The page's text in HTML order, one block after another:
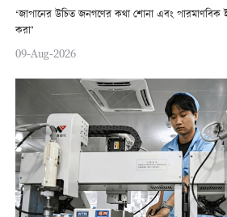
‘জাপানের উচিত জনগণের কথা শোনা এবং পারমাণবিক
করা’
09-Aug-2026